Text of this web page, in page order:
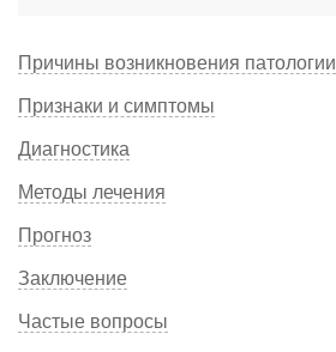
Причины возникновения патологии
Признаки и симптомы
Диагностика
Методы лечения
Прогноз
Заключение
Частые вопросы